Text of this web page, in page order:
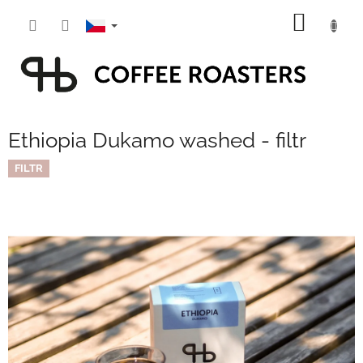
Ethiopia Dukamo washed - filtr
FILTR